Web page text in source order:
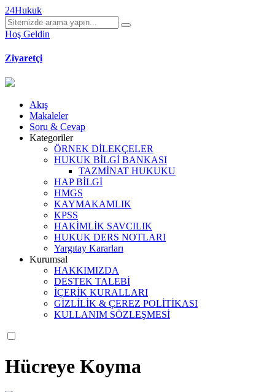
24Hukuk
Hoş Geldin
Ziyaretçi
Akış
Makaleler
Soru & Cevap
Kategoriler
ÖRNEK DİLEKÇELER
HUKUK BİLGİ BANKASI
TAZMİNAT HUKUKU
HAP BİLGİ
HMGS
KAYMAKAMLIK
KPSS
HAKİMLİK SAVCILIK
HUKUK DERS NOTLARI
Yargıtay Kararları
Kurumsal
HAKKIMIZDA
DESTEK TALEBİ
İÇERİK KURALLARI
GİZLİLİK & ÇEREZ POLİTİKASI
KULLANIM SÖZLEŞMESİ
Hücreye Koyma